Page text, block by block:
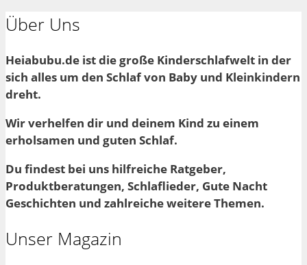
Über Uns
Heiabubu.de ist die große Kinderschlafwelt in der
sich alles um den Schlaf von Baby und Kleinkindern
dreht.
Wir verhelfen dir und deinem Kind zu einem
erholsamen und guten Schlaf.
Du findest bei uns hilfreiche Ratgeber,
Produktberatungen, Schlaflieder, Gute Nacht
Geschichten und zahlreiche weitere Themen.
Unser Magazin